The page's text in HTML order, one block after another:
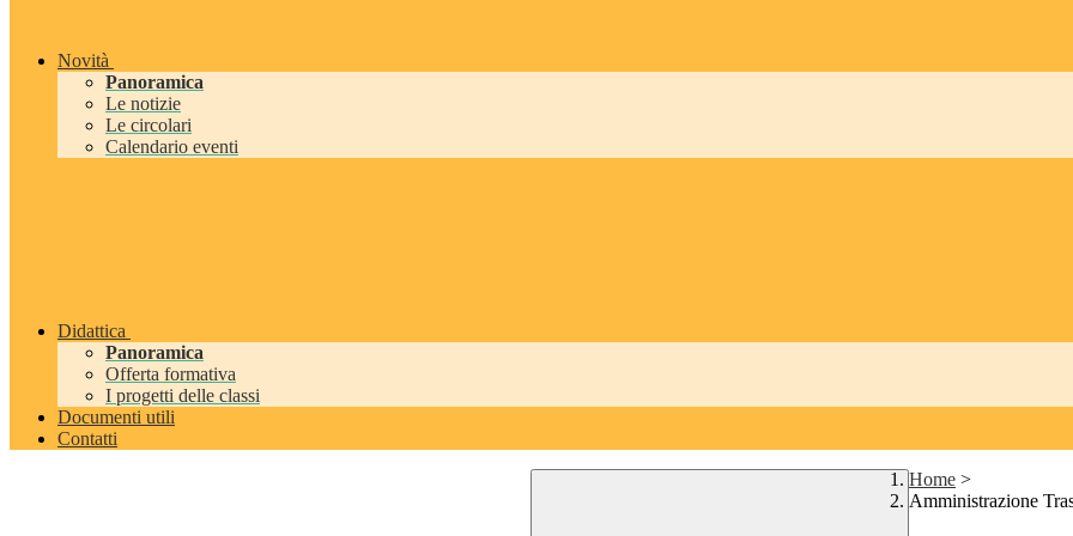
Novità
Panoramica
Le notizie
Le circolari
Calendario eventi
Didattica
Panoramica
Offerta formativa
I progetti delle classi
Documenti utili
Contatti
Home >
Amministrazione